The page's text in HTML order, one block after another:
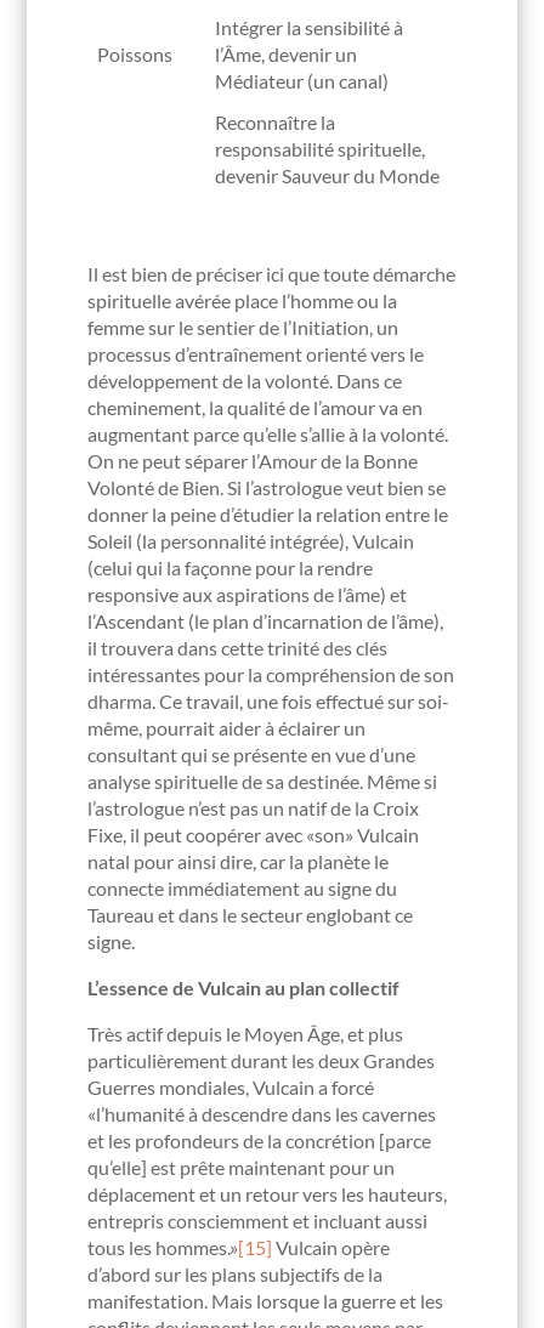
Poissons
Intégrer la sensibilité à
l’Âme, devenir un
Médiateur (un canal)
Reconnaître la
responsabilité spirituelle,
devenir Sauveur du Monde
Il est bien de préciser ici que toute démarche
spirituelle avérée place l’homme ou la
femme sur le sentier de l’Initiation, un
processus d’entraînement orienté vers le
développement de la volonté. Dans ce
cheminement, la qualité de l’amour va en
augmentant parce qu’elle s’allie à la volonté.
On ne peut séparer l’Amour de la Bonne
Volonté de Bien. Si l’astrologue veut bien se
donner la peine d’étudier la relation entre le
Soleil (la personnalité intégrée), Vulcain
(celui qui la façonne pour la rendre
responsive aux aspirations de l’âme) et
l’Ascendant (le plan d’incarnation de l’âme),
il trouvera dans cette trinité des clés
intéressantes pour la compréhension de son
dharma. Ce travail, une fois effectué sur soi-
même, pourrait aider à éclairer un
consultant qui se présente en vue d’une
analyse spirituelle de sa destinée. Même si
l’astrologue n’est pas un natif de la Croix
Fixe, il peut coopérer avec «son» Vulcain
natal pour ainsi dire, car la planète le
connecte immédiatement au signe du
Taureau et dans le secteur englobant ce
signe.
L’essence de Vulcain au plan collectif
Très actif depuis le Moyen Âge, et plus
particulièrement durant les deux Grandes
Guerres mondiales, Vulcain a forcé
«l’humanité à descendre dans les cavernes
et les profondeurs de la concrétion [parce
qu’elle] est prête maintenant pour un
déplacement et un retour vers les hauteurs,
entrepris consciemment et incluant aussi
tous les hommes.»[15] Vulcain opère
d’abord sur les plans subjectifs de la
manifestation. Mais lorsque la guerre et les